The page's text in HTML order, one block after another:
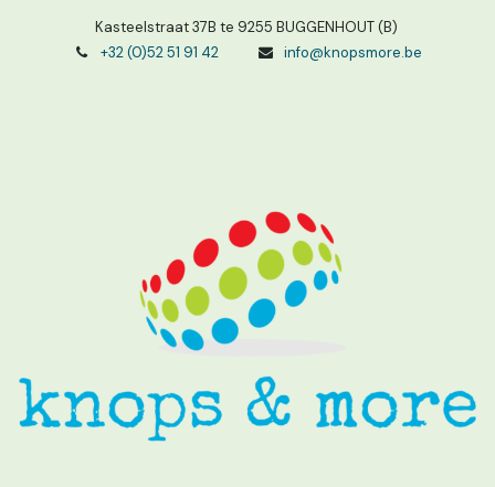
Kasteelstraat 37B te 9255 BUGGENHOUT (B)
+32 (0)52 51 91 42
info@knopsmore.be